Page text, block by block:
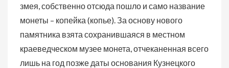
змея, собственно отсюда пошло и само название
монеты – копейка (копье). За основу нового
памятника взята сохранившаяся в местном
краеведческом музее монета, отчеканенная всего
лишь на год позже даты основания Кузнецкого